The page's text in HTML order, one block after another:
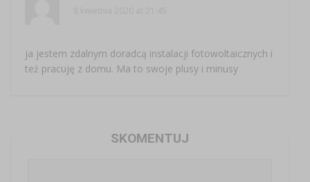
ja jestem zdalnym doradcą instalacji fotowoltaicznych i
też pracuję z domu. Ma to swoje plusy i minusy
SKOMENTUJ